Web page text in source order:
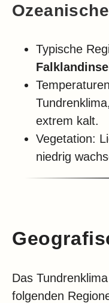
Typische
extrem kalt.
Vegetation:
niedrig
Das
folgenden